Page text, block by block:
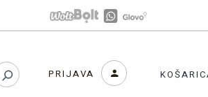
PRIJAVA